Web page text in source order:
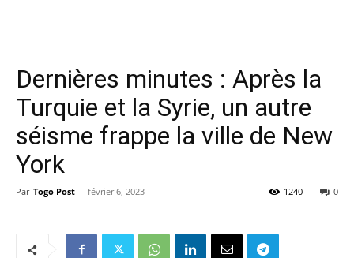
Dernières minutes : Après la
Turquie et la Syrie, un autre
séisme frappe la ville de New
York
Par Togo Post - février 6, 2023 0
1240